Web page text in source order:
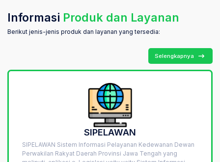
Informasi Produk dan Layanan
Berikut jenis-jenis produk dan layanan yang tersedia:
Selengkapnya
SIPELAWAN
SIPELAWAN Sistem Informasi Pelayanan Kedewanan Dewan
Perwakilan Rakyat Daerah Provinsi Jawa Tengah yang